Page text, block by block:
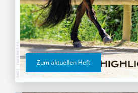
Zum aktuellen Heft